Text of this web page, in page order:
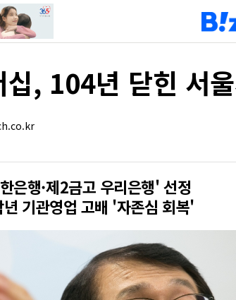
십, 104년 닫힌 서
은행·제2금고 우리은행' 선정
기관영업 고배 '자존심 회복'